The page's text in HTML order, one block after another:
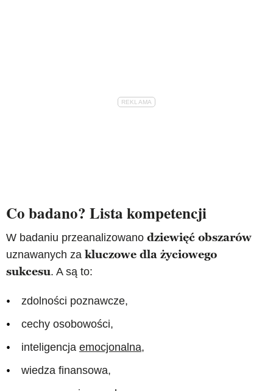
Co badano? Lista kompetencji
W badaniu przeanalizowano dziewięć obszarów
uznawanych za kluczowe dla życiowego
sukcesu. A są to:
zdolności poznawcze,
cechy osobowości,
inteligencja emocjonalna,
wiedza finansowa,